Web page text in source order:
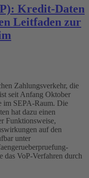
Kredit-Daten
Leitfaden zur
Zahlungsverkehr, die
seit Anfang Oktober
im SEPA-Raum. Die
hat dazu einen
Funktionsweise,
auf den
unter
das VoP-Verfahren durch